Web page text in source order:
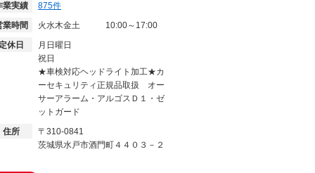
業実績 875件
業時間
火水木金土
10:00～17:00
休日
月日曜日
祝日
★車検対応ヘッドライト加工★カ
ーセキュリティ正規品取扱 オー
サーアラーム・アルゴスＤ１・ゼ
ットガード
住所
〒310-0841
茨城県水戸市酒門町４４０３－２